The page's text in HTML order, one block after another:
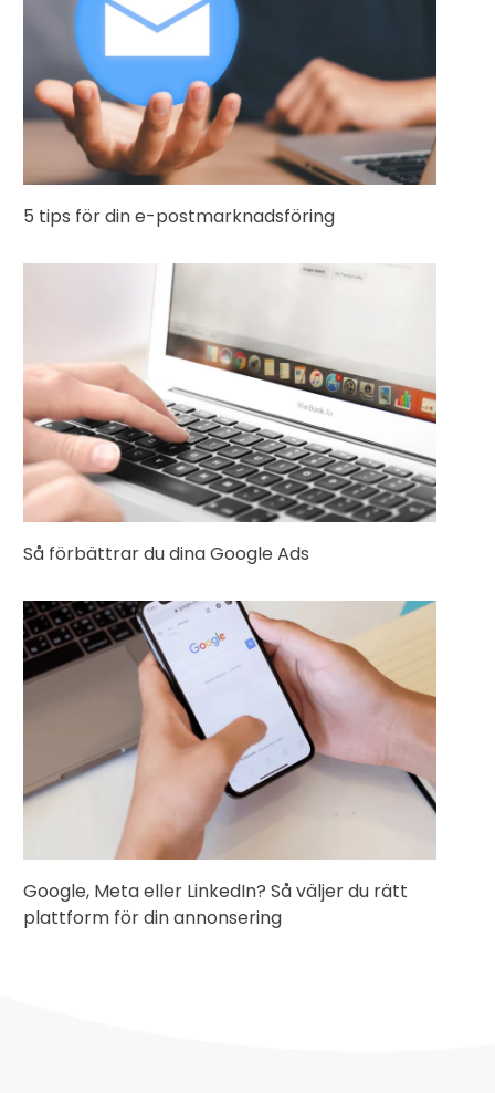
5 tips för din e-postmarknadsföring
Så förbättrar du dina Google Ads
Google, Meta eller LinkedIn? Så väljer du rätt
plattform för din annonsering